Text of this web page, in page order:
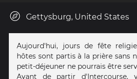
Gettysburg, United States
Aujourd'hui, jours de fête
hôtes sont partis à la prière sans
petit-déjeuner ne pourrais être
Avant de partir d'Intercourse,